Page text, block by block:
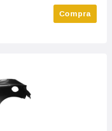
Compra